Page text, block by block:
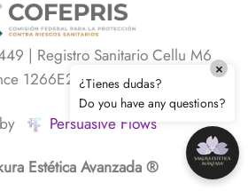
¿Tienes dudas?
Do you have any questions?
×
| Registro Sanitario Cellu M6
1266E2025 SSA
Persuasive Flows
Estética Avanzada ®